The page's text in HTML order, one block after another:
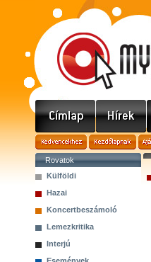
Rovatok
Külföldi
Hazai
Koncertbeszámoló
Lemezkritika
Interjú